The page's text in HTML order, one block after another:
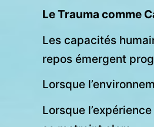
Le Trauma comme
Les capacités
repos émergent
Lorsque
Lorsque